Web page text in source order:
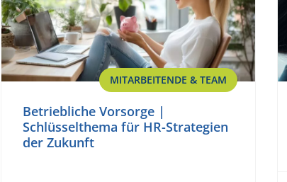
MITARBEITENDE & TEAM
Betriebliche Vorsorge |
Schlüsselthema für HR-Strategien
der Zukunft